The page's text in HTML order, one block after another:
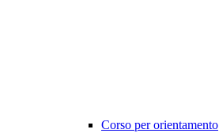
Corso per orientamento